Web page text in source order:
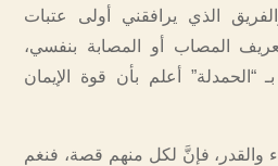
الذي يرافقني أولى عتبات
المصاب أو المصابة بنفسي،
أعلم بأن قوة الإيمان
والقدر، فإنَّ لكل منهم قصة، فنغم